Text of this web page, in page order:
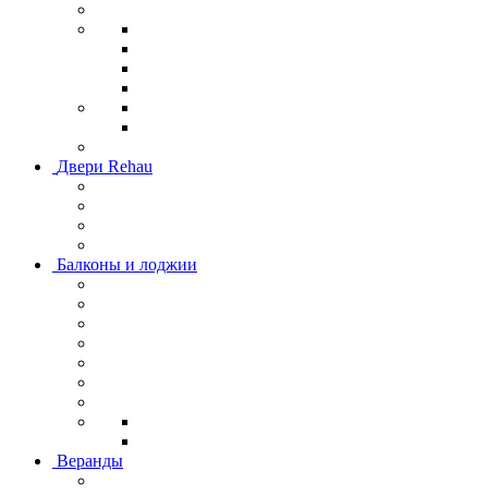
Двери Rehau
Балконы и лоджии
Веранды